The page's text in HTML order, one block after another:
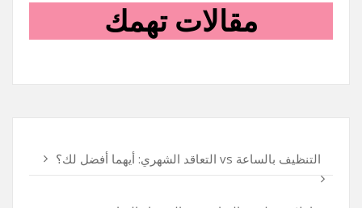
مقالات تهمك
التنظيف بالساعة vs التعاقد الشهري: أيهما أفضل لك؟